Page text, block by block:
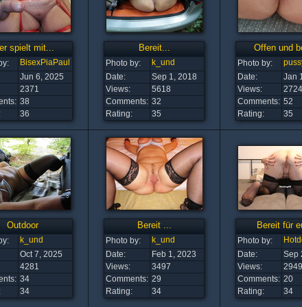
spielt mit...
BisexPiaPaul
Jun 6, 2025
2371
38
36
Bereit...
Photo by:
k_und
Date:
Sep 1, 2018
Views:
5618
Comments: 32
Rating:
35
Offen und
Photo by:
Date:
Jan
Views:
2724
Comments: 52
Rating:
35
Outdoor
k_und
Oct 7, 2025
4281
34
34
Bereit ...
Photo by:
k_und
Date:
Feb 1, 2023
Views:
3497
Comments: 29
Rating:
34
Bereit für
Photo by:
Date:
Sep
Views:
2949
Comments: 20
Rating:
34